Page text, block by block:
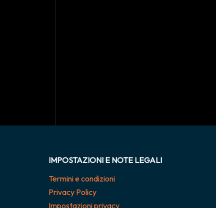
IMPOSTAZIONI E NOTE LEGALI
Termini e condizioni
Privacy Policy
Impostazioni privacy